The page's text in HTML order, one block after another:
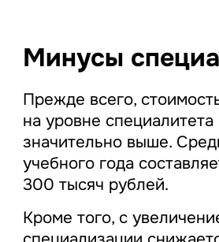
Минусы
Прежде всего,
на уровне
значительно выше.
учебного года
300 тысяч рублей.
Кроме того, с